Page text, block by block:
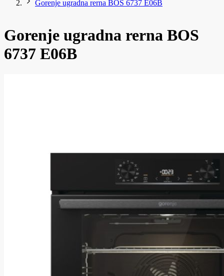
Gorenje ugradna rerna BOS 6737 E06B
Gorenje ugradna rerna BOS
6737 E06B